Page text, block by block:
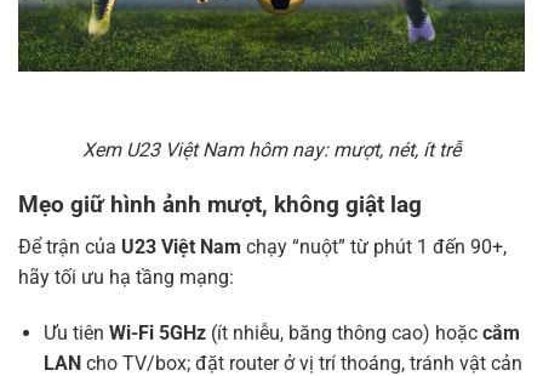
Xem U23 Việt Nam hôm nay: mượt, nét, ít trễ
Mẹo giữ hình ảnh mượt, không giật lag
Để trận của U23 Việt Nam chạy “nuột” từ phút 1 đến 90+,
hãy tối ưu hạ tầng mạng:
Ưu tiên Wi-Fi 5GHz(ít nhiễu, băng thông cao) hoặc cắm
LANcho TV/box; đặt router ở vị trí thoáng, tránh vật cản